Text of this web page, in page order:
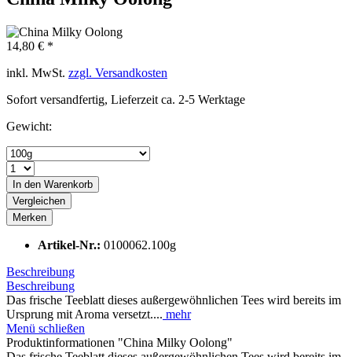
14,80 € *
inkl. MwSt. zzgl. Versandkosten
Sofort versandfertig, Lieferzeit ca. 2-5 Werktage
Gewicht:
In den Warenkorb
Vergleichen
Merken
Artikel-Nr.: 0100062.100g
Beschreibung
Beschreibung
Das frische Teeblatt dieses außergewöhnlichen Tees wird bereits im
Ursprung mit Aroma versetzt.... mehr
Menü schließen
Produktinformationen "China Milky Oolong"